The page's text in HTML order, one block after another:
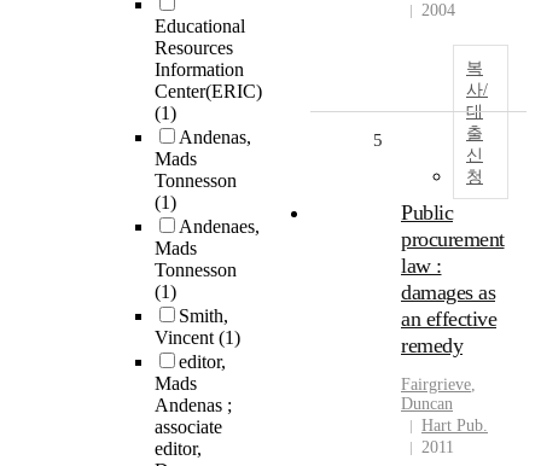
Educational
Resources
Information
Center(ERIC)
(1)
Andenas,
Mads
Tonnesson
(1)
Andenaes,
Mads
Tonnesson
(1)
Smith,
Vincent(1)
editor,
Mads
Andenas ;
associate
editor,
2004
복
사/
대
출
신
청
5
Public
procurement
law :
damages as
an effective
remedy
Fairgrieve,
Duncan
Hart Pub.
2011